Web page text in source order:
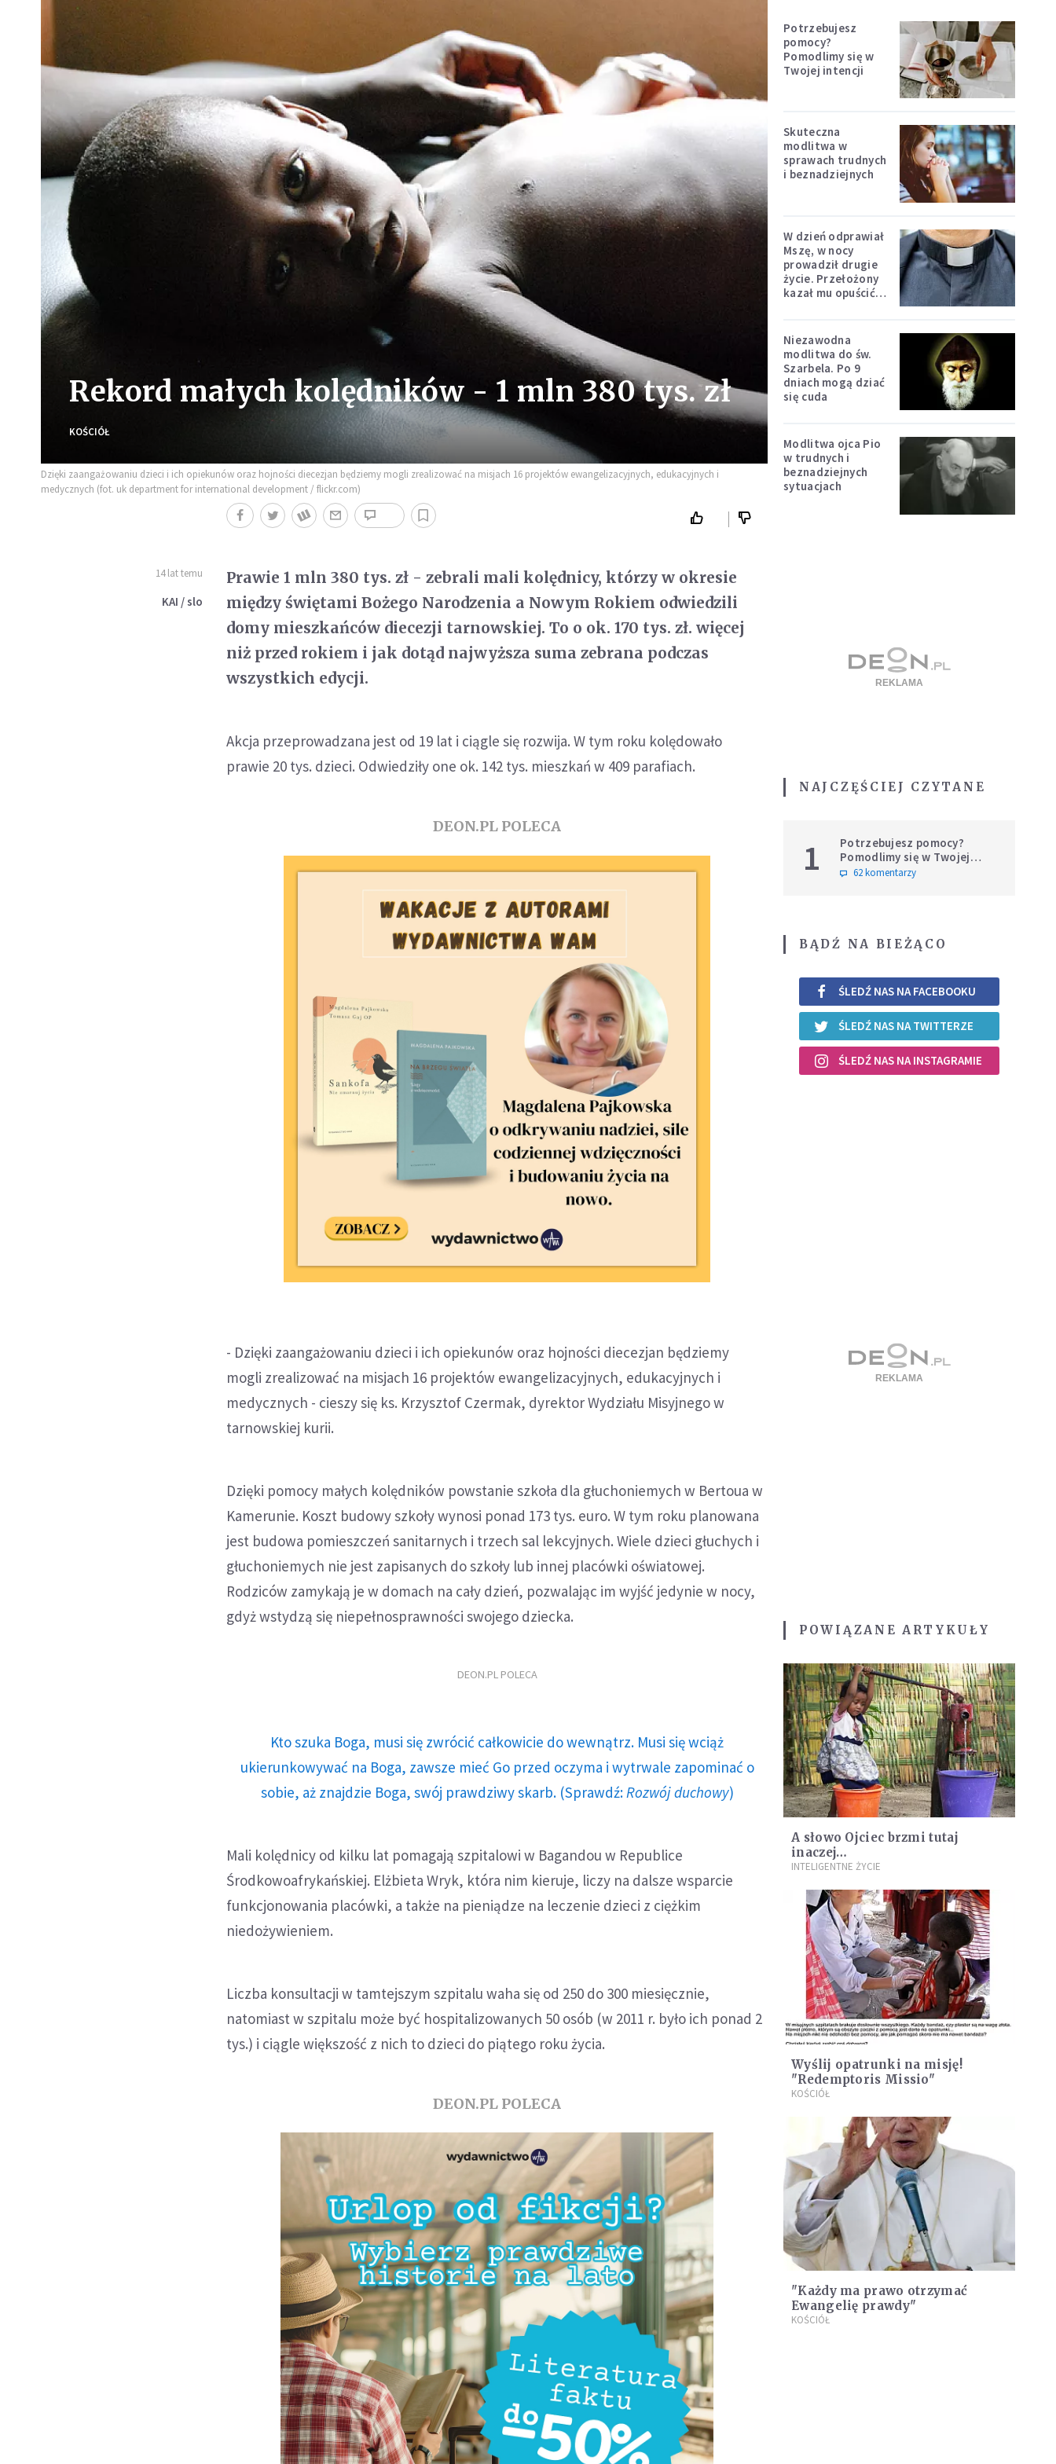
Rekord małych kolędników - 1 mln 380 tys. zł
KOŚCIÓŁ
Dzięki zaangażowaniu dzieci i ich opiekunów oraz hojności diecezjan będziemy mogli zrealizować na misjach 16 projektów ewangelizacyjnych, edukacyjnych i
medycznych (fot. uk department for international development / flickr.com)
14 lat temu
KAI / slo
Prawie 1 mln 380 tys. zł - zebrali mali kolędnicy, którzy w okresie
między świętami Bożego Narodzenia a Nowym Rokiem odwiedzili
domy mieszkańców diecezji tarnowskiej. To o ok. 170 tys. zł. więcej
niż przed rokiem i jak dotąd najwyższa suma zebrana podczas
wszystkich edycji.
Akcja przeprowadzana jest od 19 lat i ciągle się rozwija. W tym roku kolędowało
prawie 20 tys. dzieci. Odwiedziły one ok. 142 tys. mieszkań w 409 parafiach.
DEON.PL POLECA
- Dzięki zaangażowaniu dzieci i ich opiekunów oraz hojności diecezjan będziemy
mogli zrealizować na misjach 16 projektów ewangelizacyjnych, edukacyjnych i
medycznych - cieszy się ks. Krzysztof Czermak, dyrektor Wydziału Misyjnego w
tarnowskiej kurii.
Dzięki pomocy małych kolędników powstanie szkoła dla głuchoniemych w Bertoua w
Kamerunie. Koszt budowy szkoły wynosi ponad 173 tys. euro. W tym roku planowana
jest budowa pomieszczeń sanitarnych i trzech sal lekcyjnych. Wiele dzieci głuchych i
głuchoniemych nie jest zapisanych do szkoły lub innej placówki oświatowej.
Rodziców zamykają je w domach na cały dzień, pozwalając im wyjść jedynie w nocy,
gdyż wstydzą się niepełnosprawności swojego dziecka.
DEON.PL POLECA
Kto szuka Boga, musi się zwrócić całkowicie do wewnątrz. Musi się wciąż
ukierunkowywać na Boga, zawsze mieć Go przed oczyma i wytrwale zapominać o
sobie, aż znajdzie Boga, swój prawdziwy skarb. (Sprawdź: Rozwój duchowy)
Mali kolędnicy od kilku lat pomagają szpitalowi w Bagandou w Republice
Środkowoafrykańskiej. Elżbieta Wryk, która nim kieruje, liczy na dalsze wsparcie
funkcjonowania placówki, a także na pieniądze na leczenie dzieci z ciężkim
niedożywieniem.
Liczba konsultacji w tamtejszym szpitalu waha się od 250 do 300 miesięcznie,
natomiast w szpitalu może być hospitalizowanych 50 osób (w 2011 r. było ich ponad 2
tys.) i ciągle większość z nich to dzieci do piątego roku życia.
DEON.PL POLECA
Potrzebujesz
pomocy?
Pomodlimy się w
Twojej intencji
Skuteczna
modlitwa w
sprawach trudnych
i beznadziejnych
W dzień odprawiał
Mszę, w nocy
prowadził drugie
życie. Przełożony
kazał mu opuścić
Niezawodna
modlitwa do św.
Szarbela. Po 9
dniach mogą dziać
się cuda
Modlitwa ojca Pio
w trudnych i
beznadziejnych
sytuacjach
NAJCZĘŚCIEJ CZYTANE
1
Potrzebujesz pomocy?
Pomodlimy się w Twojej
intencji
62 komentarzy
BĄDŹ NA BIEŻĄCO
ŚLEDŹ NAS NA FACEBOOKU
ŚLEDŹ NAS NA TWITTERZE
ŚLEDŹ NAS NA INSTAGRAMIE
POWIĄZANE ARTYKUŁY
A słowo Ojciec brzmi tutaj
inaczej…
INTELIGENTNE ŻYCIE
Wyślij opatrunki na misję!
"Redemptoris Missio"
KOŚCIÓŁ
"Każdy ma prawo otrzymać
Ewangelię prawdy"
KOŚCIÓŁ